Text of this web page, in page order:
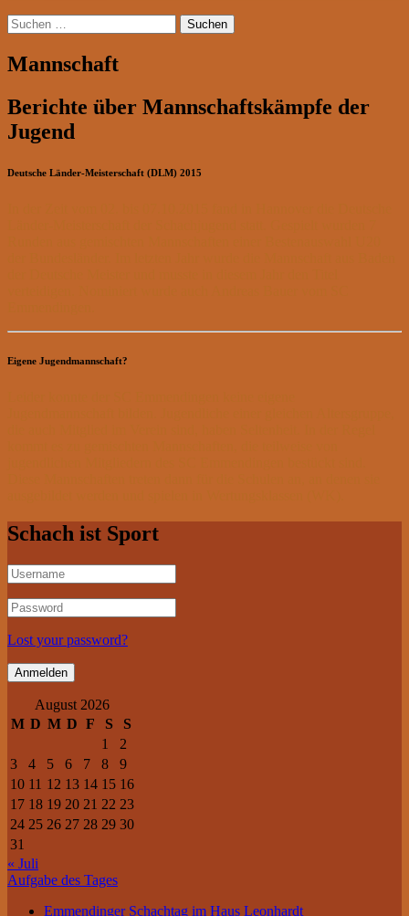
Suchen
nach:
Mannschaft
Berichte über Mannschaftskämpfe der
Jugend
Deutsche Länder-Meisterschaft (DLM) 2015
Eigene Jugendmannschaft?
Schach ist Sport
Lost your password?
August 2026
M D M D F S
S
1
2
3
4 5 6 7 8
9
10 11 12 13 14 15 16
17 18 19 20 21 22 23
24 25 26 27 28 29 30
31
« Juli
Aufgabe des Tages
Emmendinger Schachtag im Haus Leonhardt